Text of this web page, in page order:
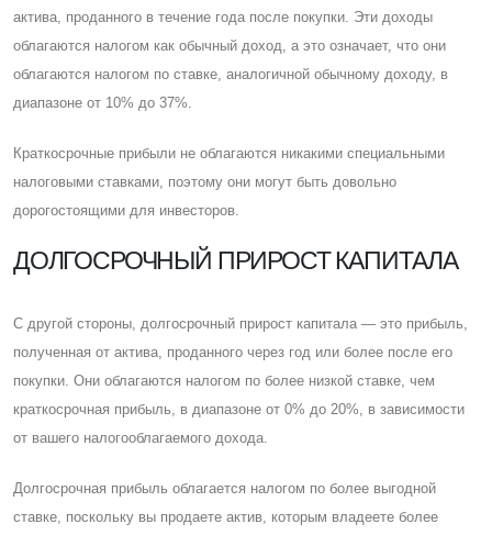
актива, проданного в течение года после покупки. Эти доходы
облагаются налогом как обычный доход, а это означает, что они
облагаются налогом по ставке, аналогичной обычному доходу, в
диапазоне от 10% до 37%.
Краткосрочные прибыли не облагаются никакими специальными
налоговыми ставками, поэтому они могут быть довольно
дорогостоящими для инвесторов.
ДОЛГОСРОЧНЫЙ ПРИРОСТ КАПИТАЛА
C другой стороны, долгосрочный прирост капитала — это прибыль,
полученная от актива, проданного через год или более после его
покупки. Они облагаются налогом по более низкой ставке, чем
краткосрочная прибыль, в диапазоне от 0% до 20%, в зависимости
от вашего налогооблагаемого дохода.
Долгосрочная прибыль облагается налогом по более выгодной
ставке, поскольку вы продаете актив, которым владеете более